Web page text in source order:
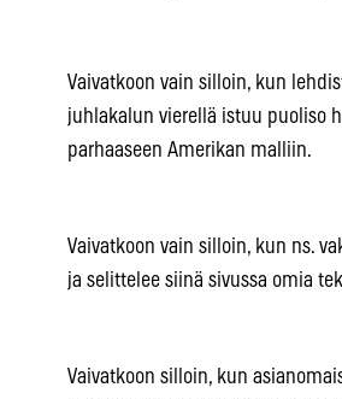
Vaivatkoon vain silloin, kun
juhlakalun vierellä istuu puoliso
parhaaseen Amerikan malliin.
Vaivatkoon vain silloin, kun ns.
ja selittelee siinä sivussa omia
Vaivatkoon silloin, kun